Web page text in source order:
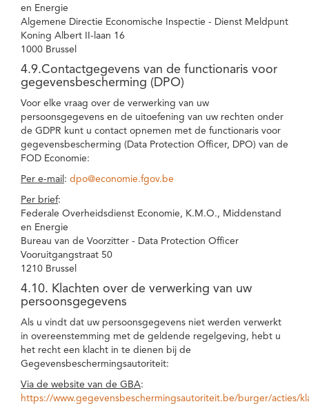
en Energie
Algemene Directie Economische Inspectie - Dienst Meldpunt
Koning Albert II-laan 16
1000 Brussel
4.9.Contactgegevens van de functionaris voor
gegevensbescherming (DPO)
Voor elke vraag over de verwerking van uw
persoonsgegevens en de uitoefening van uw rechten onder
de GDPR kunt u contact opnemen met de functionaris voor
gegevensbescherming (Data Protection Officer, DPO) van de
FOD Economie:
Per e-mail : dpo@economie.fgov.be
Per brief:
Federale Overheidsdienst Economie, K.M.O., Middenstand
en Energie
Bureau van de Voorzitter - Data Protection Officer
Vooruitgangstraat 50
1210 Brussel
4.10. Klachten over de verwerking van uw
persoonsgegevens
Als u vindt dat uw persoonsgegevens niet werden verwerkt
in overeenstemming met de geldende regelgeving, hebt u
het recht een klacht in te dienen bij de
Gegevensbeschermingsautoriteit:
Via de website van de GBA:
https://www.gegevensbeschermingsautoriteit.be/burger/acties/